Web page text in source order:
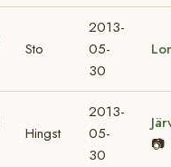
Sto
2013-
05-
30
Hingst
2013-
05-
30
📷